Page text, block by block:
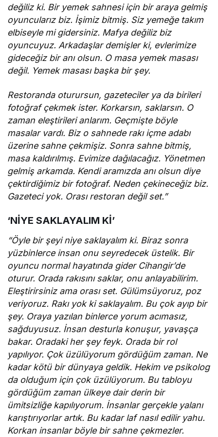
değiliz ki. Bir yemek sahnesi için bir araya gelmiş
oyuncularız biz. İşimiz bitmiş. Siz yemeğe takım
elbiseyle mi gidersiniz. Mafya değiliz biz
oyuncuyuz. Arkadaşlar demişler ki, evlerimize
gideceğiz bir anı olsun. O masa yemek masası
değil. Yemek masası başka bir şey.
Restoranda oturursun, gazeteciler ya da birileri
fotoğraf çekmek ister. Korkarsın, saklarsın. O
zaman eleştirileri anlarım. Geçmişte böyle
masalar vardı. Biz o sahnede rakı içme adabı
üzerine sahne çekmişiz. Sonra sahne bitmiş,
masa kaldırılmış. Evimize dağılacağız. Yönetmen
gelmiş arkamda. Kendi aramızda anı olsun diye
çektirdiğimiz bir fotoğraf. Neden çekineceğiz biz.
Gazeteci yok. Orası restoran değil set.”
‘NİYE SAKLAYALIM Kİ’
“Öyle bir şeyi niye saklayalım ki. Biraz sonra
yüzbinlerce insan onu seyredecek üstelik. Bir
oyuncu normal hayatında gider Cihangir’de
oturur. Orada rakısını saklar, onu anlayabilirim.
Eleştirirsiniz ama orası set. Gülümsüyoruz, poz
veriyoruz. Rakı yok ki saklayalım. Bu çok ayıp bir
şey. Oraya yazılan binlerce yorum acımasız,
sağduyusuz. İnsan desturla konuşur, yavaşça
bakar. Oradaki her şey feyk. Orada bir rol
yapılıyor. Çok üzülüyorum gördüğüm zaman. Ne
kadar kötü bir dünyaya geldik. Hekim ve psikolog
da olduğum için çok üzülüyorum. Bu tabloyu
gördüğüm zaman ülkeye dair derin bir
ümitsizliğe kapılıyorum. İnsanlar gerçekle yalanı
karıştırıyorlar artık. Bu kadar laf nasıl edilir yahu.
Korkan insanlar böyle bir sahne çekmezler.